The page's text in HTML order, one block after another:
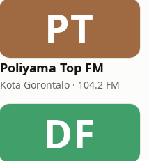
PT
Poliyama Top FM
Kota Gorontalo · 104.2 FM
DF